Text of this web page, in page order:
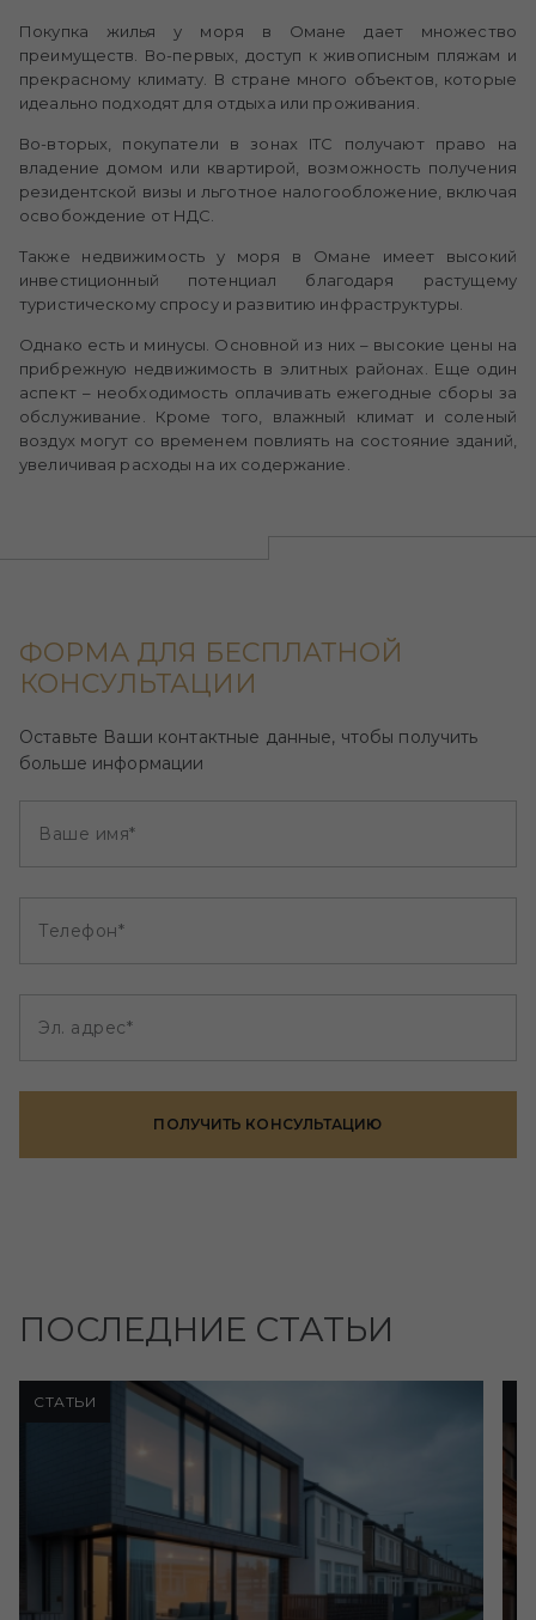
Покупка жилья у моря в Омане дает множество
преимуществ. Во-первых, доступ к живописным пляжам и
прекрасному климату. В стране много объектов, которые
идеально подходят для отдыха или проживания.
Во-вторых, покупатели в зонах ITC получают право на
владение домом или квартирой, возможность получения
резидентской визы и льготное налогообложение, включая
освобождение от НДС.
Также недвижимость у моря в Омане имеет высокий
инвестиционный потенциал благодаря растущему
туристическому спросу и развитию инфраструктуры.
Однако есть и минусы. Основной из них – высокие цены на
прибрежную недвижимость в элитных районах. Еще один
аспект – необходимость оплачивать ежегодные сборы за
обслуживание. Кроме того, влажный климат и соленый
воздух могут со временем повлиять на состояние зданий,
увеличивая расходы на их содержание.
ФОРМА ДЛЯ БЕСПЛАТНОЙ
КОНСУЛЬТАЦИИ
Оставьте Ваши контактные данные, чтобы получить
больше информации
Ваше имя*
Телефон*
Эл. адрес*
ПОЛУЧИТЬ КОНСУЛЬТАЦИЮ
ПОСЛЕДНИЕ СТАТЬИ
СТАТЬИ